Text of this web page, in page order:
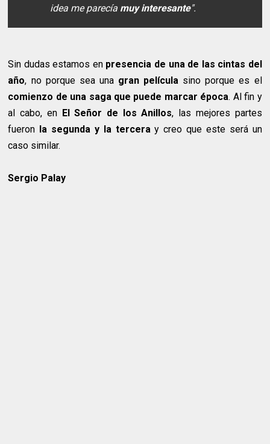
idea me parecía muy interesante".
Sin dudas estamos enpresencia de una de las cintas del
año, no porque sea una gran película sino porque es el
comienzo de una saga que puede marcar época. Al fin y
al cabo, en El Señor de los Anillos, las mejores partes
fueron la segunda y la terceray creo que este será un
caso similar.
Sergio Palay